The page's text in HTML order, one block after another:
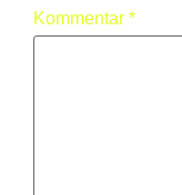
Kommentar *